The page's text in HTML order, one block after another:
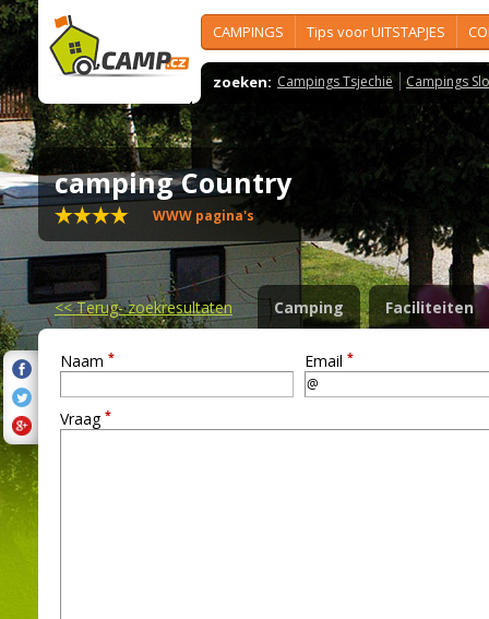
CAMPINGS Tips voor UITSTAPJES
zoeken: Campings Tsjechië Campings
camping Country
WWW pagina's
<<Terug- zoekresultaten Camping Faciliteiten
Naam * Email *
Vraag *